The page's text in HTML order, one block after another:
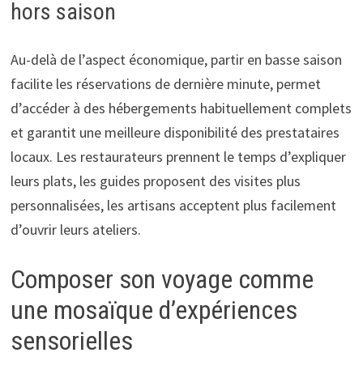
hors saison
Au-delà de l’aspect économique, partir en basse saison
facilite les réservations de dernière minute, permet
d’accéder à des hébergements habituellement complets
et garantit une meilleure disponibilité des prestataires
locaux. Les restaurateurs prennent le temps d’expliquer
leurs plats, les guides proposent des visites plus
personnalisées, les artisans acceptent plus facilement
d’ouvrir leurs ateliers.
Composer son voyage comme
une mosaïque d’expériences
sensorielles